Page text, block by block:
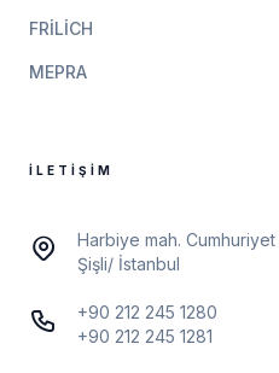
FRILICH
MEPRA
İLETIŞIM
Harbiye mah.
Şişli/ İstanbul
+90 212 245 1280
+90 212 245 1281